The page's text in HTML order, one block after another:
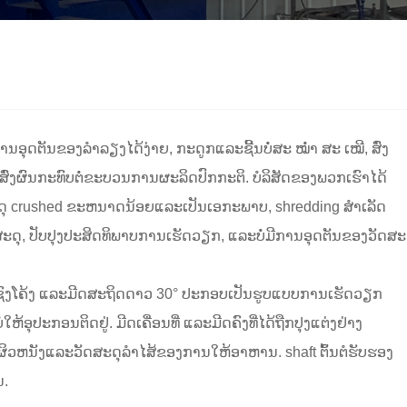
ນອຸດຕັນຂອງລໍາລຽງໄດ້ງ່າຍ, ກະດູກແລະຊີ້ນບໍ່ສະ ໝໍ່າ ສະ ເໝີ, ສົ່ງ
ງຜົນກະທົບຕໍ່ຂະບວນການຜະລິດປົກກະຕິ. ບໍລິສັດຂອງພວກເຮົາໄດ້
ຂະຫນາດນ້ອຍແລະເປັນເອກະພາບ, shredding ສໍາເລັດ
ດຸ, ປັບປຸງປະສິດທິພາບການເຮັດວຽກ, ແລະບໍ່ມີການອຸດຕັນຂອງວັດສະ
ຄ້ງ ແລະມີດສະຖິດດາວ 30° ປະກອບເປັນຮູບແບບການເຮັດວຽກ
ຫ້ອຸປະກອນຕິດຢູ່. ມີດເຄື່ອນທີ່ ແລະມີດຄົງທີ່ໄດ້ຖືກປຸງແຕ່ງຢ່າງ
ຫນັງແລະວັດສະດຸລໍາໄສ້ຂອງການໃຫ້ອາຫານ. shaft ຕົ້ນຕໍຮັບຮອງ
.